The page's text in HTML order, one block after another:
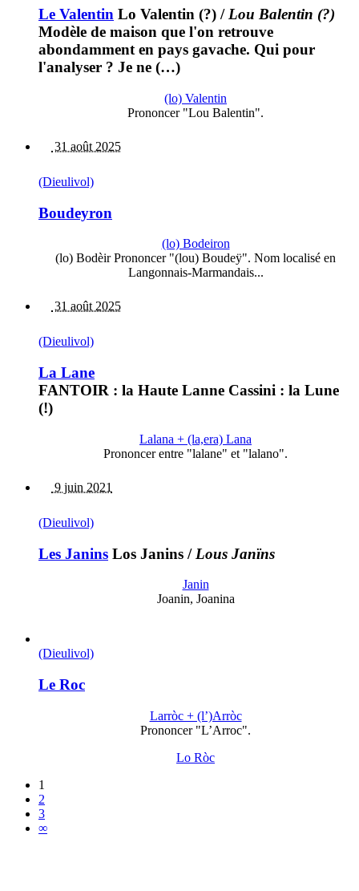
Le Valentin Lo Valentin (?) /Lou Balentin (?)
Modèle de maison que l'on retrouve
abondamment en pays gavache. Qui pour
l'analyser ? Je ne (…)
(lo) Valentin
Prononcer "Lou Balentin".
31 août 2025
(Dieulivol)
Boudeyron
(lo) Bodeiron
(lo) Bodèir Prononcer "(lou) Boudeÿ". Nom localisé en
Langonnais-Marmandais...
31 août 2025
(Dieulivol)
La Lane
FANTOIR : la Haute Lanne Cassini : la Lune
(!)
Lalana + (la,era) Lana
Prononcer entre "lalane" et "lalano".
9 juin 2021
(Dieulivol)
Les Janins Los Janins / Lous Janïns
Janin
Joanin, Joanina
(Dieulivol)
Le Roc
Larròc + (l’)Arròc
Prononcer "L’Arroc".
Lo Ròc
1
2
3
∞